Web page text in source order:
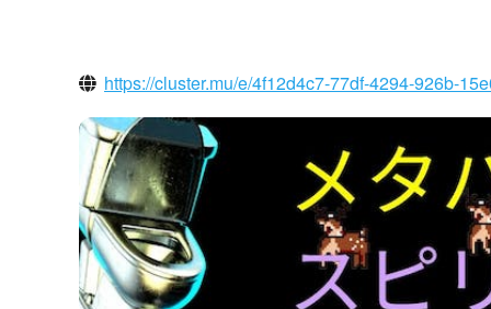
https://cluster.mu/e/4f12d4c7-77df-4294-926b-